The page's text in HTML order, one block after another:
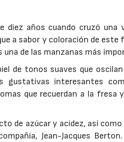
diez años cuando cruzó una
a sabor y coloración de
de las manzanas más
de tonos suaves que
gustativas interesantes
que recuerdan a la fresa
de azúcar y acidez, así
Jean-Jacques